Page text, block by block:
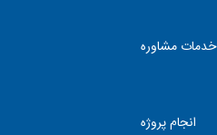
خدمات مشاوره
انجام پروژه